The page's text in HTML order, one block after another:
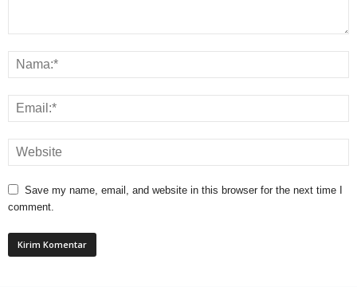
Save my name, email, and website in this browser for the next time I
comment.